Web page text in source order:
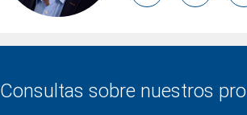
Consultas sobre nuestros